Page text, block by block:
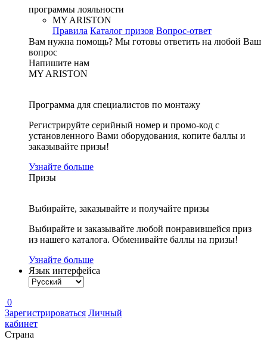
программы лояльности
MY ARISTON
Правила Каталог призов Вопрос-ответ
Вам нужна помощь? Мы готовы ответить на любой Ваш
вопрос
Напишите нам
MY ARISTON
Программа для специалистов по монтажу
Регистрируйте серийный номер и промо-код с
установленного Вами оборудования, копите баллы и
заказывайте призы!
Узнайте больше
Призы
Выбирайте, заказывайте и получайте призы
Выбирайте и заказывайте любой понравившейся приз
из нашего каталога. Обменивайте баллы на призы!
Узнайте больше
Язык интерфейса
0
Зарегистрироваться Личный
кабинет
Страна